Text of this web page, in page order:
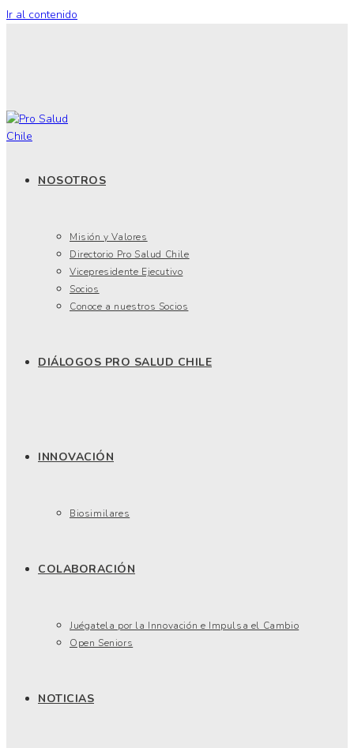
Ir al contenido
NOSOTROS
Misión y Valores
Directorio Pro Salud Chile
Vicepresidente Ejecutivo
Socios
Conoce a nuestros Socios
DIÁLOGOS PRO SALUD CHILE
INNOVACIÓN
Biosimilares
COLABORACIÓN
Juégatela por la Innovación e Impulsa el Cambio
Open Seniors
NOTICIAS